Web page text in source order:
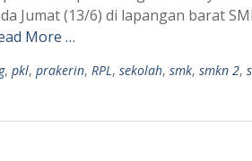
Jumat (13/6) di lapangan barat
More …
, pkl, prakerin, RPL , sekolah, smk, smkn 2,